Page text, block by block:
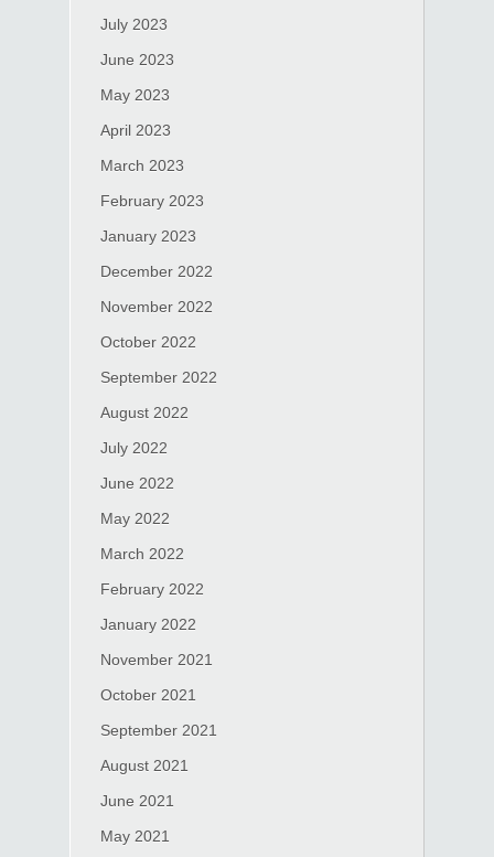
July 2023
June 2023
May 2023
April 2023
March 2023
February 2023
January 2023
December 2022
November 2022
October 2022
September 2022
August 2022
July 2022
June 2022
May 2022
March 2022
February 2022
January 2022
November 2021
October 2021
September 2021
August 2021
June 2021
May 2021